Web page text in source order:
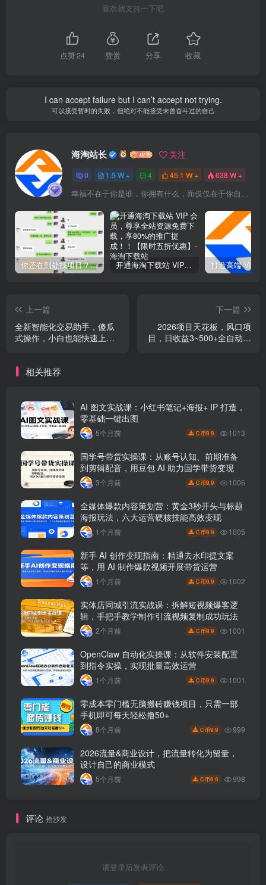
喜欢就支持一下吧
点赞24 赞赏 分享 收藏
I can accept failure but I can’t accept not trying.
可以接受暂时的失败，但绝对不能接受未曾奋斗过的自己
海淘站长 关注
0 1.9 W + 4 45.1 W + 638 W +
幸福不在于你是谁，你拥有什么，而仅仅在于你自己怎么看待
你还在到处找项目？还在当韭菜？我靠网创资源站一个月收入5万+，曾经我也是个失败者。 开通海淘下载站 VIP 会员，尊享全站资源免费下载，享80%的推广提成！！【限时五折优惠】
上一篇
全新智能化交易助手，傻瓜
式操作，小白也能快速上
下一篇
2026项目天花板，风口项
目，日收益3~500+全自动挂
相关推荐
AI 图文实战课：小红书笔记+海报+ IP 打造，
零基础一键出图
5个月前 C 币9.9 1013
国学号带货实操课：从账号认知、前期准备
到剪辑配音，用豆包 AI 助力国学带货变现
3个月前 C 币9.9 1006
全媒体爆款内容策划营：黄金3秒开头与标题
海报玩法，六大运营硬核技能高效变现
1个月前 C 币9.9 1005
新手 AI 创作变现指南：精通去水印提文案
等，用 AI 制作爆款视频开展带货运营
1个月前 C 币9.9 1002
实体店同城引流实战课：拆解短视频爆客逻
辑，手把手教学制作引流视频复制成功玩法
2个月前 C 币9.9 1001
OpenClaw 自动化实操课：从软件安装配置
到指令实操，实现批量高效运营
1个月前 C 币9.9 1001
零成本零门槛无脑搬砖赚钱项目，只需一部
手机即可每天轻松撸50+
8个月前 C 币9.9 999
2026流量&商业设计，把流量转化为留量，
设计自己的商业模式
5个月前 C 币9.9 998
评论 抢沙发
请登录后发表评论